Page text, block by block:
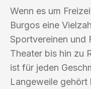
Wenn es um
Burgos eine
Sportvereinen und
Theater bis hin zu
ist für jeden
Langeweile